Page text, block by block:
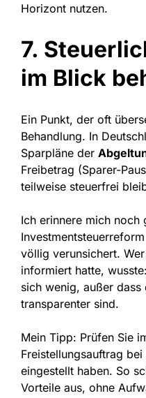
Horizont nutzen.
7.
im Blick
Ein Punkt, der oft
Behandlung. In
Sparpläne der
Freibetrag (Sparer-
teilweise steuerfrei
Ich erinnere mich noch
völlig verunsichert.
informiert hatte,
sich wenig, außer dass
transparenter sind.
Mein Tipp: Prüfen Sie
Freistellungsauftrag
eingestellt haben. So
Vorteile aus, ohne